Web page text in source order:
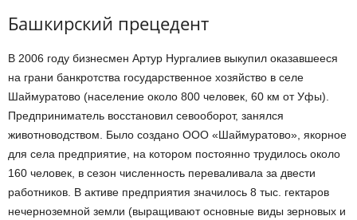
Башкирский прецедент
В 2006 году бизнесмен Артур Нургалиев выкупил оказавшееся
на грани банкротства государственное хозяйство в селе
Шаймуратово (население около 800 человек, 60 км от Уфы).
Предприниматель восстановил севооборот, занялся
животноводством. Было создано ООО «Шаймуратово», якорное
для села предприятие, на котором постоянно трудилось около
160 человек, в сезон численность переваливала за двести
работников. В активе предприятия значилось 8 тыс. гектаров
нечерноземной земли (выращивают основные виды зерновых и